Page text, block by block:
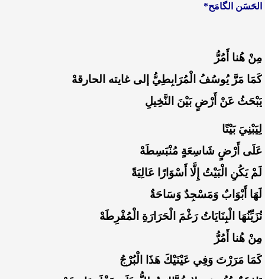
الحَسَن الگامَح*
مِنْ هُنا أَمُرُّ
كَمَا مَرَّ يُوسُفُ الْمُرَابِطِيُّ إلى غايته الحارقهْ
يَبْحَثُ عَنْ أَرْضٍ بَيْنَ النَّخِيلِ
لِيَبْنِيَ بَيْتًا
عَلَى أَرْضٍ شَاسِعَةٍ مُنْبَسِطَهْ
لَمْ يَكُنِ الْبَيْتُ إِلَّا أَسْوَارًا عَالِيَةً
لَهَا أَبْوَابٌ وَمَسْجِدٌ وَسَاحَةٌ
تُزَيِّنُهَا الْبِنَايَاتُ رَغْمَ الْحَرَارَةِ الْمُفْرِطَهْ
مِنْ هُنا أَمُرُّ
كَمَا مَرَرْتَ وَفِي عَيْنَيْكَ هَذَا الْبُرْجُ